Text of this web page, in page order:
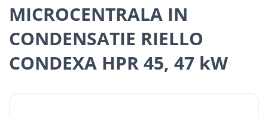
MICROCENTRALA IN
CONDENSATIE RIELLO
CONDEXA HPR 45, 47 kW